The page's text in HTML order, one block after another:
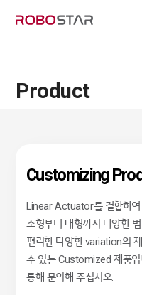
Product
Customizing
Linear Actuator를 결합하여
소형부터 대형까지 다양한
편리한 다양한 variation의
수 있는 Customized 제품
통해 문의해 주십시오.